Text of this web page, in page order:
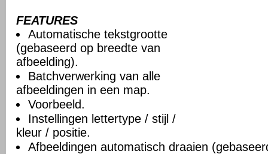
FEATURES
Automatische tekstgrootte
(gebaseerd op breedte van
afbeelding).
Batchverwerking van alle
afbeeldingen in een map.
Voorbeeld.
Instellingen lettertype / stijl /
kleur / positie.
Afbeeldingen automatisch draaien